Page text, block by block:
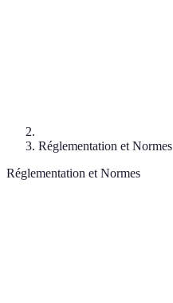
Réglementation et Normes
Réglementation et Normes